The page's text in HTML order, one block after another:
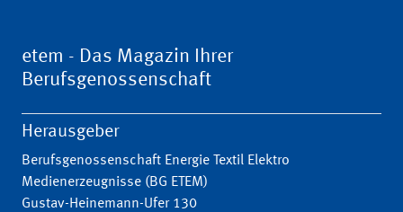
etem - Das Magazin Ihrer
Berufsgenossenschaft
Herausgeber
Berufsgenossenschaft Energie Textil Elektro
Medienerzeugnisse (BG ETEM)
Gustav-Heinemann-Ufer 130